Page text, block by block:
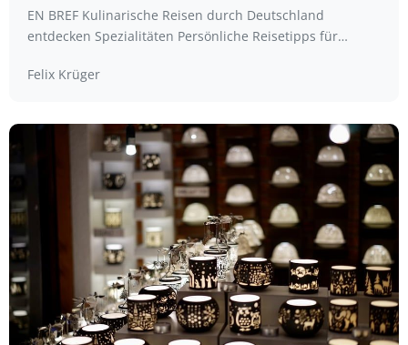
EN BREF Kulinarische Reisen durch Deutschland
entdecken Spezialitäten Persönliche Reisetipps für…
Felix Krüger